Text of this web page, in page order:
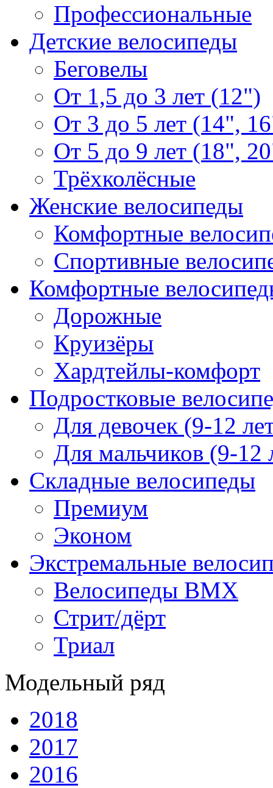
Профессиональные
Детские велосипеды
Беговелы
От 1,5 до 3 лет (12")
От 3 до 5 лет (14",
От 5 до 9 лет (18",
Трёхколёсные
Женские велосипеды
Комфортные
Спортивные
Комфортные
Дорожные
Круизёры
Хардтейлы-комфорт
Подростковые
Для девочек (9-12
Для мальчиков (9-12
Складные велосипеды
Премиум
Эконом
Экстремальные
Велосипеды BMX
Стрит/дёрт
Триал
Модельный ряд
2018
2017
2016